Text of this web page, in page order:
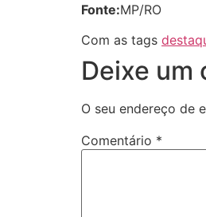
Fonte:MP/RO
Com as tags
Deixe um
O seu endereço de
Comentário *